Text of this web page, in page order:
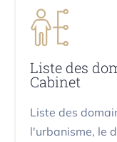
Liste des
Cabinet
Liste des
l'urbanisme, le